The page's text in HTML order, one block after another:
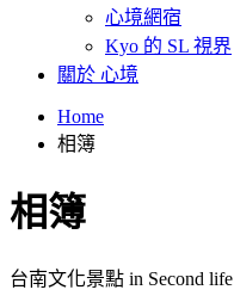
心境網宿
Kyo 的 SL 視界
關於 心境
Home
相簿
相簿
台南文化景點 in Second life